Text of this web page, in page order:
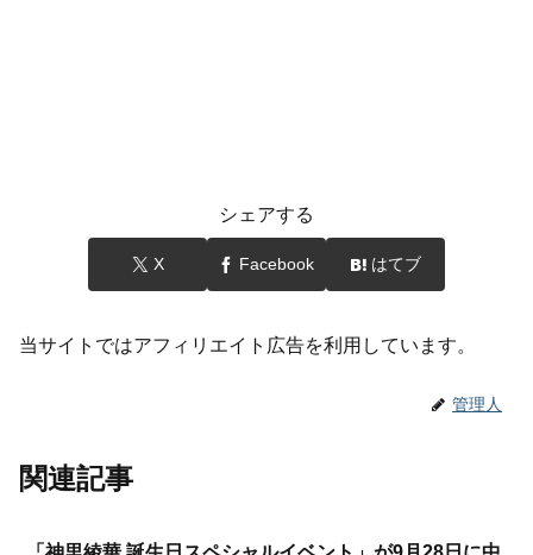
シェアする
X Facebook はてブ
当サイトではアフィリエイト広告を利用しています。
管理人
関連記事